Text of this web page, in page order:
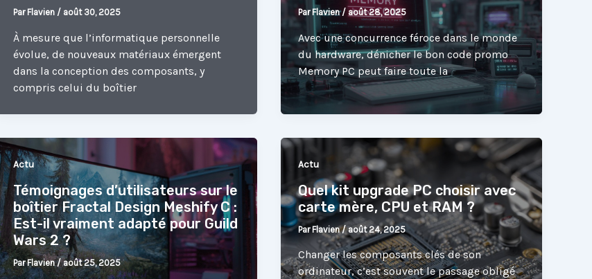
Par Flavien / août 30, 2025
À mesure que l’informatique personnelle
évolue, de nouveaux matériaux émergent
dans la conception des composants, y
compris celui du boîtier
Par Flavien/ août 28, 2025
Avec une concurrence féroce dans le monde
du hardware, dénicher le bon code promo
Memory PC peut faire toute la
Actu
Témoignages d’utilisateurs sur le
boîtier Fractal Design Meshify C :
Est-il vraiment adapté pour Guild
Wars 2 ?
ParFlavien/août 25, 2025
Actu
Quel kit upgrade PC choisir avec
carte mère, CPU et RAM ?
ParFlavien/août 24, 2025
Changer les composants clés de son
ordinateur, c’est souvent le passage obligé